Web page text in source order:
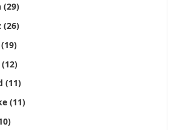
(29)
(26)
(19)
(12)
(11)
(11)